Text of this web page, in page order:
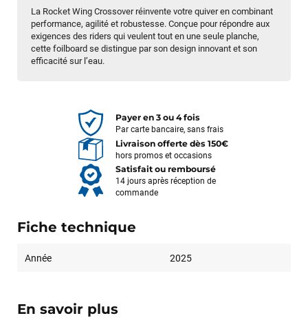
La Rocket Wing Crossover réinvente votre quiver en combinant
performance, agilité et robustesse. Conçue pour répondre aux
exigences des riders qui veulent tout en une seule planche,
cette foilboard se distingue par son design innovant et son
efficacité sur l’eau.
Payer en 3 ou 4 fois
Par carte bancaire, sans frais
Livraison offerte dès 150€
hors promos et occasions
Satisfait ou remboursé
14 jours après réception de
commande
Fiche technique
Année 2025
En savoir plus